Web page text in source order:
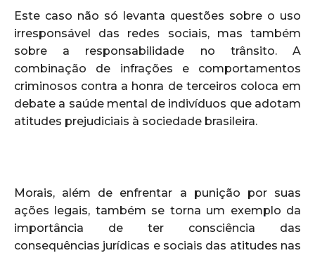
Este caso não só levanta questões sobre o uso
irresponsável das redes sociais, mas também
sobre a responsabilidade no trânsito. A
combinação de infrações e comportamentos
criminosos contra a honra de terceiros coloca em
debate a saúde mental de indivíduos que adotam
atitudes prejudiciais à sociedade brasileira.
Morais, além de enfrentar a punição por suas
ações legais, também se torna um exemplo da
importância de ter consciência das
consequências jurídicas e sociais das atitudes nas